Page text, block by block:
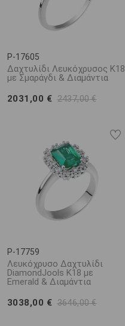
P-17605
Δαχτυλίδι Λευκόχρυσος Κ18
με Σμαράγδι & Διαμάντια
2031,00 € 2437,00 €
P-17759
Λευκόχρυσο Δαχτυλίδι
DiamondJools Κ18 με
Emerald & Διαμάντια
3038,00 € 3646,00 €